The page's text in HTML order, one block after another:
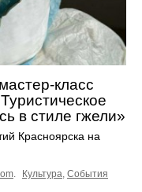
класс
в стиле гжели»
Красноярска на
. Культура, События